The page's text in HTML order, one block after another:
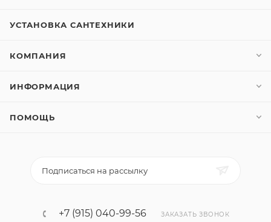
УСТАНОВКА САНТЕХНИКИ
КОМПАНИЯ
ИНФОРМАЦИЯ
ПОМОЩЬ
Подписаться на рассылку
+7 (915) 040-99-56 ЗАКАЗАТЬ ЗВОНОК